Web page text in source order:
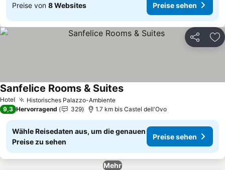
Preise von 8 Websites Preise sehen
Teilen
Hotel Historisches Palazzo-AmbientePreise sehen
Sanfelice Rooms & SuitesPreise sehen
9,3 Hervorragend 329 1.7 km bis Castel dell'Ovo
Wähle Reisedaten aus, um die genauen
Preise zu sehen
Preise sehen
Mehr